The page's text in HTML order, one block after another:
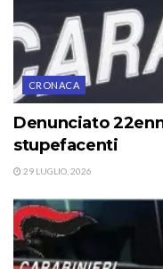
CRONACA
Denunciato
stupefacenti
29 LUGLIO, 2026